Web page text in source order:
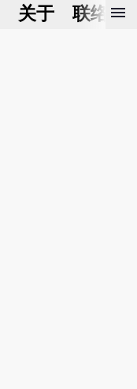
关于 联络我
menu